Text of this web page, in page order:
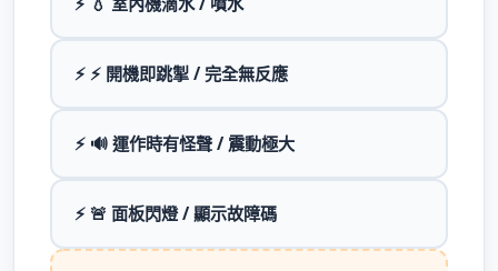
⚡ ⚡ 開機即跳掣 / 完全無反應
⚡ 🔊 運作時有怪聲 / 震動極大
⚡ 🚨 面板閃燈 / 顯示故障碼